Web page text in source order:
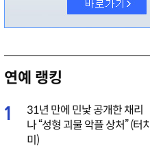
연예 랭킹
1
31년 만에 민낯 공개한 채리
나 “성형 괴물 악플 상처” (터치
미)